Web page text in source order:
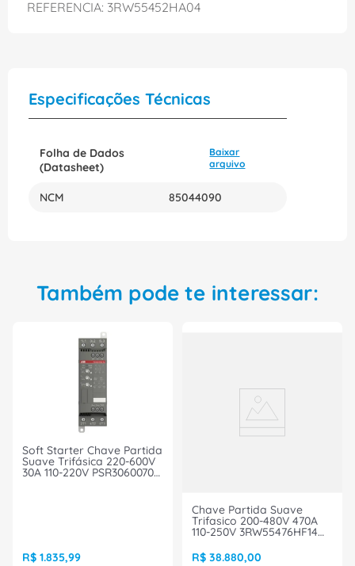
REFERENCIA: 3RW55452HA04
Especificações Técnicas
Folha de Dados
(Datasheet)
Baixar
arquivo
NCM 85044090
Também pode te interessar:
Soft Starter Chave Partida
Suave Trifásica 220-600V
30A 110-220V PSR3060070
R$ 1.835,99
Chave Partida Suave
Trifasico 200-480V 470A
110-250V 3RW55476HF14
R$ 38.880,00